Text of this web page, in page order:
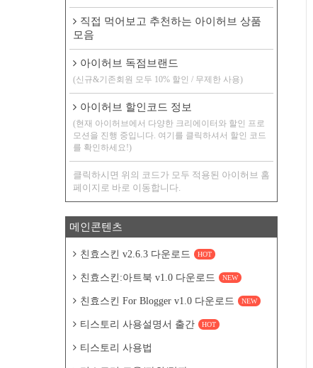
직접 먹어보고 추천하는 아이허브 상품
모음
아이허브 독점브랜드
(신규&기존회원 모두 10% 할인 / 무제한 사용)
아이허브 할인코드 정보
(현재 아이허브에서 다양한 크리에이터와 할인 프로
모션을 진행 중입니다. 여기를 클릭하셔서 할인 코드
를 확인하세요!)
클릭하시면 위의 코드가 모두 적용된 아이허브 홈
페이지로 바로 이동합니다.
메인콘텐츠
친효스킨 v2.6.3 다운로드 HOT
친효스킨:아트북 v1.0 다운로드 NEW
친효스킨 For Blogger v1.0 다운로드 NEW
티스토리 사용설명서 출간 HOT
티스토리 사용법